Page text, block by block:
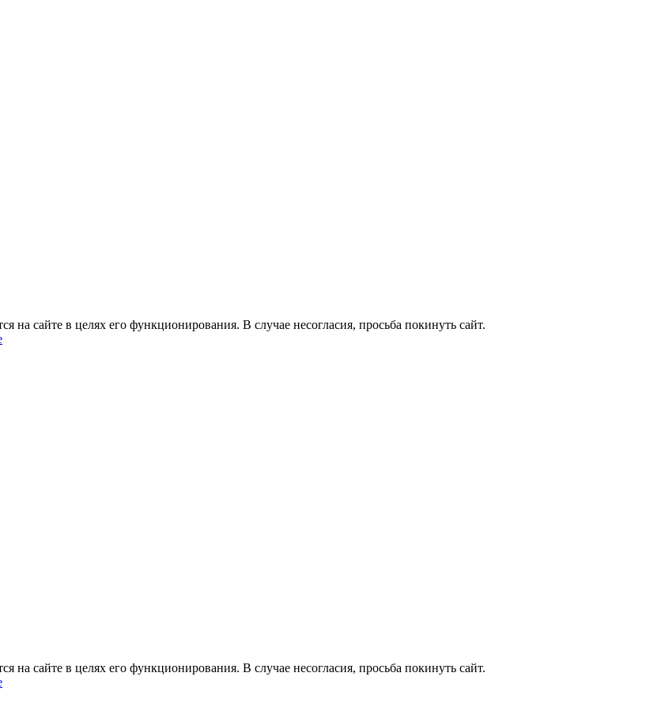
сайте в целях его функционирования. В случае несогласия, просьба покинуть сайт.
сайте в целях его функционирования. В случае несогласия, просьба покинуть сайт.